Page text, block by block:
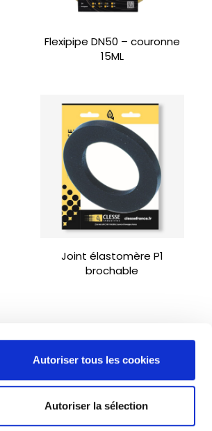
Autoriser tous les cookies
Autoriser la sélection
Flexipipe DN50 – couronne
15ML
Joint élastomère P1
brochable